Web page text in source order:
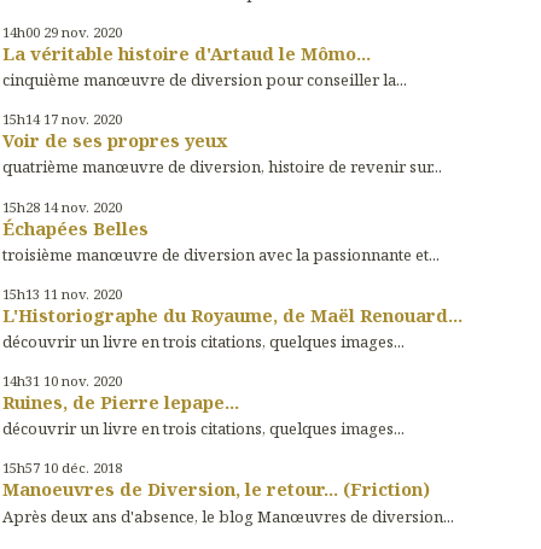
14h00 29 nov. 2020
La véritable histoire d'Artaud le Mômo...
cinquième manœuvre de diversion pour conseiller la...
15h14 17 nov. 2020
Voir de ses propres yeux
quatrième manœuvre de diversion, histoire de revenir sur...
15h28 14 nov. 2020
Échapées Belles
troisième manœuvre de diversion avec la passionnante et...
15h13 11 nov. 2020
L'Historiographe du Royaume, de Maël Renouard...
découvrir un livre en trois citations, quelques images...
14h31 10 nov. 2020
Ruines, de Pierre lepape...
découvrir un livre en trois citations, quelques images...
15h57 10 déc. 2018
Manoeuvres de Diversion, le retour... (Friction)
Après deux ans d'absence, le blog Manœuvres de diversion...